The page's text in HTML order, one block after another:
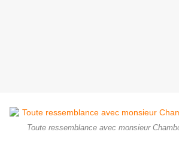
Toute ressemblance avec monsieur